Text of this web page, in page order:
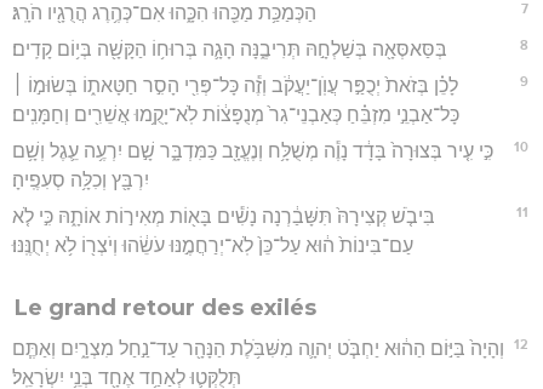
7 הַכְּמַכַּ֥ת מַכֵּ֖הוּ הִכָּ֑הוּ אִם־כְּהֶ֥רֶג הֲרֻגָ֖יו הֹרָֽג׃
8 בְּסַּאסְּאָ֖ה בְּשַׁלְחָ֣הּ תְּרִיבֶ֑נָּה הָגָ֛ה בְּרוּח֥וֹ הַקָּשָׁ֖ה בְּי֥וֹם קָדִֽים׃
9
לָכֵ֗ן בְּזֹאת֙ יְכֻפַּ֣ר עֲוֺֽן־יַעֲקֹ֔ב וְזֶ֕ה כָּל־פְּרִ֖י הָסִ֣ר חַטָּאת֑וֹ בְּשׂוּמ֣וֹ ׀
כָּל־אַבְנֵ֣י מִזְבֵּ֗חַ כְּאַבְנֵי־גִר֙ מְנֻפָּצ֔וֹת לֹֽא־יָקֻ֥מוּ אֲשֵׁרִ֖ים וְחַמָּנִֽים׃
10
כִּ֣י עִ֤יר בְּצוּרָה֙ בָּדָ֔ד נָוֶ֕ה מְשֻׁלָּ֥ח וְנֶעֱזָ֖ב כַּמִּדְבָּ֑ר שָׁ֣ם יִרְעֶ֥ה עֵ֛גֶל וְשָׁ֥ם
יִרְבָּ֖ץ וְכִלָּ֥ה סְעִפֶֽיהָ׃
11
בִּיבֹ֤שׁ קְצִירָהּ֙ תִּשָּׁבַ֔רְנָה נָשִׁ֕ים בָּא֖וֹת מְאִיר֣וֹת אוֹתָ֑הּ כִּ֣י לֹ֤א
עַם־בִּינוֹת֙ ה֔וּא עַל־כֵּן֙ לֹֽא־יְרַחֲמֶ֣נּוּ עֹשֵׂ֔הוּ וְיֹצְר֖וֹ לֹ֥א יְחֻנֶּֽנּוּ׃
Le grand retour des exilés
12
וְהָיָה֙ בַּיּ֣וֹם הַה֔וּא יַחְבֹּ֧ט יְהוָ֛ה מִשִּׁבֹּ֥לֶת הַנָּהָ֖ר עַד־נַ֣חַל מִצְרָ֑יִם וְאַתֶּ֧ם
תְּלֻקְּט֛וּ לְאַחַ֥ד אֶחָ֖ד בְּנֵ֥י יִשְׂרָאֵֽל׃